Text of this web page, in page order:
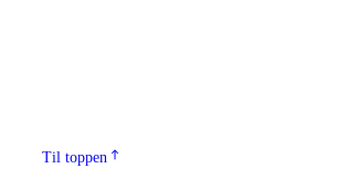
Til toppen